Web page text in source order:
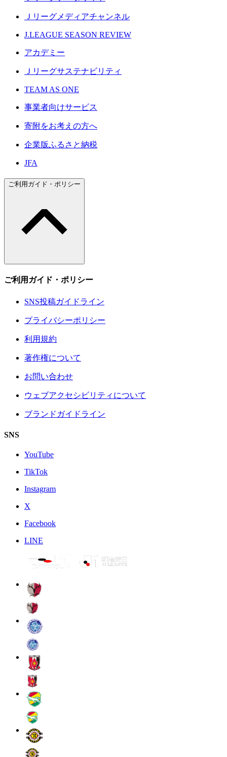
Ｊリーグメディアチャンネル
J.LEAGUE SEASON REVIEW
アカデミー
Ｊリーグサステナビリティ
TEAM AS ONE
事業者向けサービス
寄附をお考えの方へ
企業版ふるさと納税
JFA
ご利用ガイド・ポリシー
ご利用ガイド・ポリシー
SNS投稿ガイドライン
プライバシーポリシー
利用規約
著作権について
お問い合わせ
ウェブアクセシビリティについて
ブランドガイドライン
SNS
YouTube
TikTok
Instagram
X
Facebook
LINE